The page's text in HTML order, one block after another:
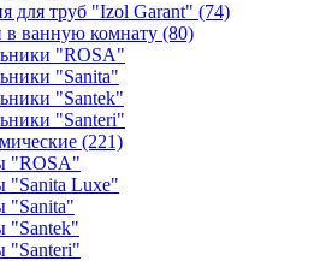
для труб "Izol Garant" (74)
ванную комнату (80)
"ROSA"
"Sanita"
"Santek"
"Santeri"
(221)
"ROSA"
"Sanita Luxe"
"Sanita"
"Santek"
"Santeri"